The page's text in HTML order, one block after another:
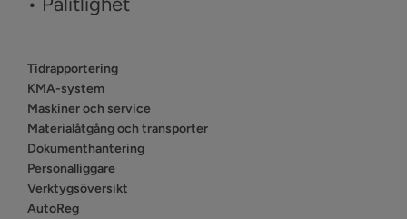
Tidrapportering
KMA-system
Maskiner och service
Materialåtgång och transporter
Dokumenthantering
Personalliggare
Verktygsöversikt
AutoReg